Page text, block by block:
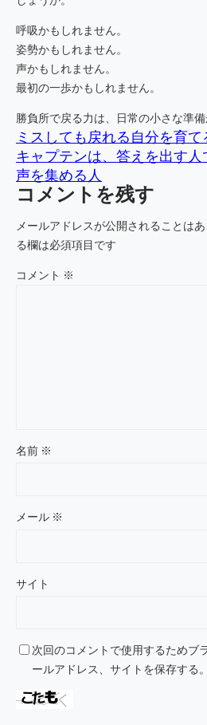
呼吸かもしれません。
姿勢かもしれません。
声かもしれません。
最初の一歩かもしれません。
勝負所で戻る力は、日常の小さな準備
ミスしても戻れる自分を育て
キャプテンは、答えを出す
声を集める人
コメントを残す
メールアドレスが公開されることはあ
る欄は必須項目です
コメント ※
名前 ※
メール ※
サイト
次回のコメントで使用するためブ
ールアドレス、サイトを保存する。